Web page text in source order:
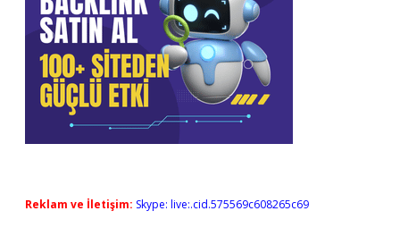
Reklam ve İletişim: Skype: live:.cid.575569c608265c69